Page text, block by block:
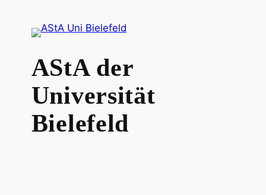
AStA der
Universität
Bielefeld